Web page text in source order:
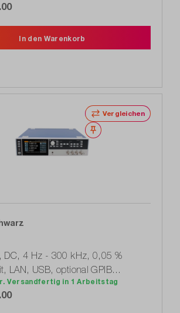
In den Warenkorb
Vergleichen
Merken
DC, 4 Hz - 300 kHz, 0,05 %
LAN, USB, optional GPIB
Versandfertig in 1 Arbeitstag